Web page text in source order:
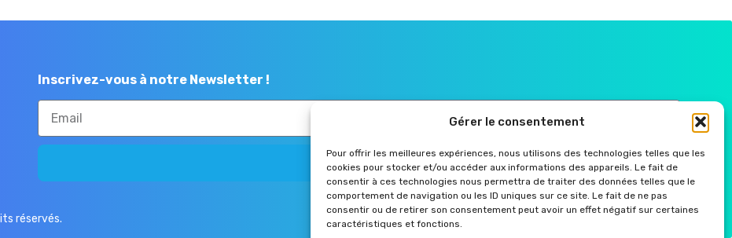
Gérer le consentement
Pour offrir les meilleures expériences, nous utilisons des technologies telles que les
cookies pour stocker et/ou accéder aux informations des appareils. Le fait de
consentir à ces technologies nous permettra de traiter des données telles que le
comportement de navigation ou les ID uniques sur ce site. Le fait de ne pas
consentir ou de retirer son consentement peut avoir un effet négatif sur certaines
caractéristiques et fonctions.
Inscrivez-vous à notre Newsletter !
Envoyer
réservés.